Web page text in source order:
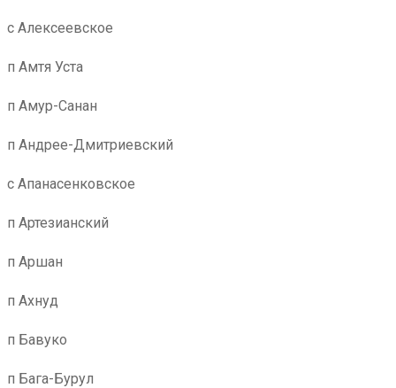
с Алексеевское
п Амтя Уста
п Амур-Санан
п Андрее-Дмитриевский
с Апанасенковское
п Артезианский
п Аршан
п Ахнуд
п Бавуко
п Бага-Бурул